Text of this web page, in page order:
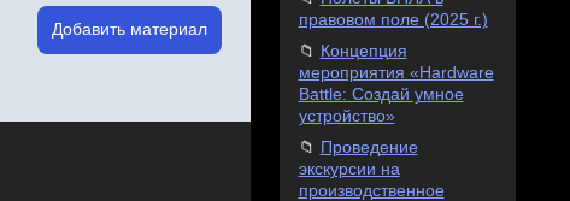
Добавить материал
правовом поле (2025 г.)
Концепция
мероприятия «Hardware
Battle: Создай умное
устройство»
Проведение
экскурсии на
производственное